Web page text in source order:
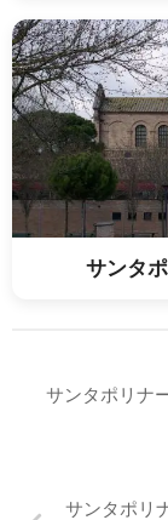
サンタ
サンタポリナ
サンタポリ